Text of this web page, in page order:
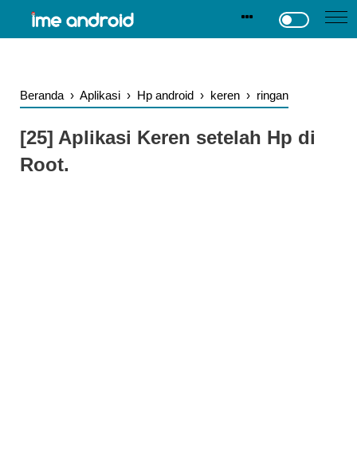
Beranda › Aplikasi › Hp android › keren › ringan
[25] Aplikasi Keren setelah Hp di
Root.